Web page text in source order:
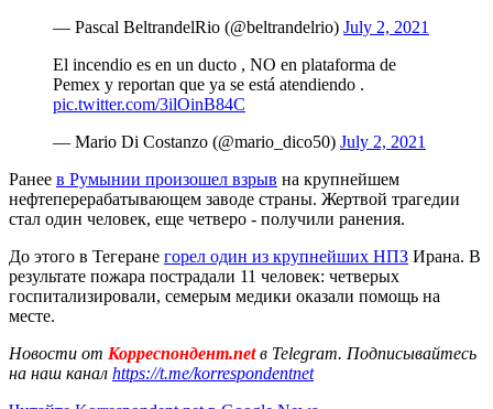
— Pascal BeltrandelRio (@beltrandelrio) July 2, 2021
El incendio es en un ducto , NO en plataforma de
Pemex y reportan que ya se está atendiendo .
pic.twitter.com/3ilOinB84C
— Mario Di Costanzo (@mario_dico50) July 2, 2021
Ранее в Румынии произошел взрыв на крупнейшем
нефтеперерабатывающем заводе страны. Жертвой трагедии
стал один человек, еще четверо - получили ранения.
До этого в Тегеране горел один из крупнейших НПЗ Ирана. В
результате пожара пострадали 11 человек: четверых
госпитализировали, семерым медики оказали помощь на
месте.
Новости от Корреспондент.netв Telegram. Подписывайтесь
на наш канал https://t.me/korrespondentnet